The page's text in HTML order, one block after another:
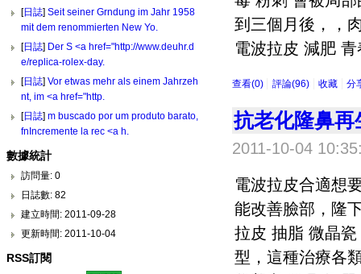
到三個月後，，
電波拉皮 減肥
查看(0) 評論(96) 收藏 分
抗老化隆鼻
2011-10-04
電波拉皮合適想
能改善臉部，隆
拉皮 抽脂 微晶
型，這種治療各
[日誌] Seit seiner Grndung im Jahr 1958
mit dem renommierten New Yo.
[日誌] Der S <a href="http://www.deuhr.d
e/replica-rolex-day.
[日誌] Vor etwas mehr als einem Jahrzeh
nt, im <a href="http.
[日誌] m buscado por um produto barato,
fnIncremente la rec <a h.
數據統計
訪問量: 0
日誌數: 82
建立時間: 2011-09-28
更新時間: 2011-10-04
RSS訂閱